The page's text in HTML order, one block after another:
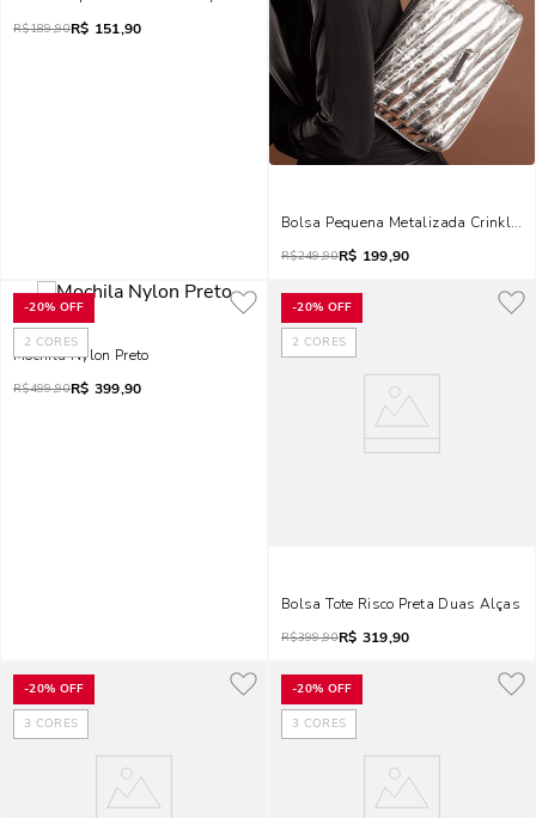
R$189,90R$ 151,90
Bolsa Pequena Metalizada Crinkle
R$249,90R$ 199,90
-20% OFF
2 CORES
Mochila Nylon Preto
R$499,90R$ 399,90
-20% OFF
2 CORES
Bolsa Tote Risco Preta Duas Alças
R$399,90R$ 319,90
-20% OFF
3 CORES
-20% OFF
3 CORES